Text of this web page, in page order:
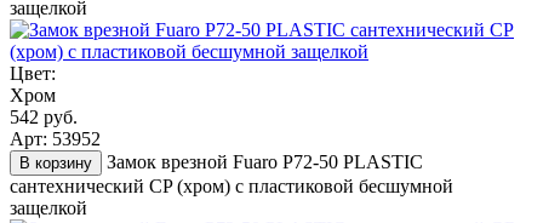
защелкой
Цвет:
Хром
542 руб.
Арт: 53952
В корзину
Замок врезной Fuaro P72-50 PLASTIC
сантехнический CP (хром) с пластиковой бесшумной
защелкой